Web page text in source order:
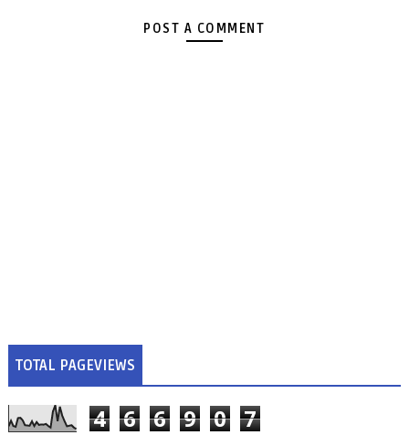
POST A COMMENT
TOTAL PAGEVIEWS
4 6 6 9 0 7